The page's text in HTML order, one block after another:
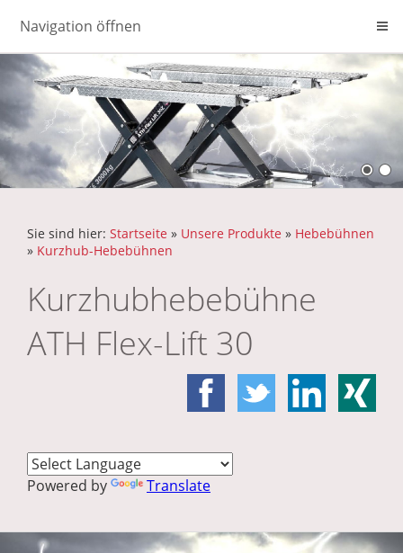
Navigation öffnen
Sie sind hier: Startseite » Unsere Produkte » Hebebühnen
» Kurzhub-Hebebühnen
Kurzhubhebebühne
ATH Flex-Lift 30
Powered by Translate